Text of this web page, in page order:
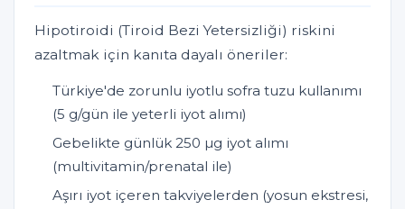
Hipotiroidi (Tiroid Bezi Yetersizliği) riskini
azaltmak için kanıta dayalı öneriler:
Türkiye'de zorunlu iyotlu sofra tuzu kullanımı
(5 g/gün ile yeterli iyot alımı)
Gebelikte günlük 250 µg iyot alımı
(multivitamin/prenatal ile)
Aşırı iyot içeren takviyelerden (yosun ekstresi,